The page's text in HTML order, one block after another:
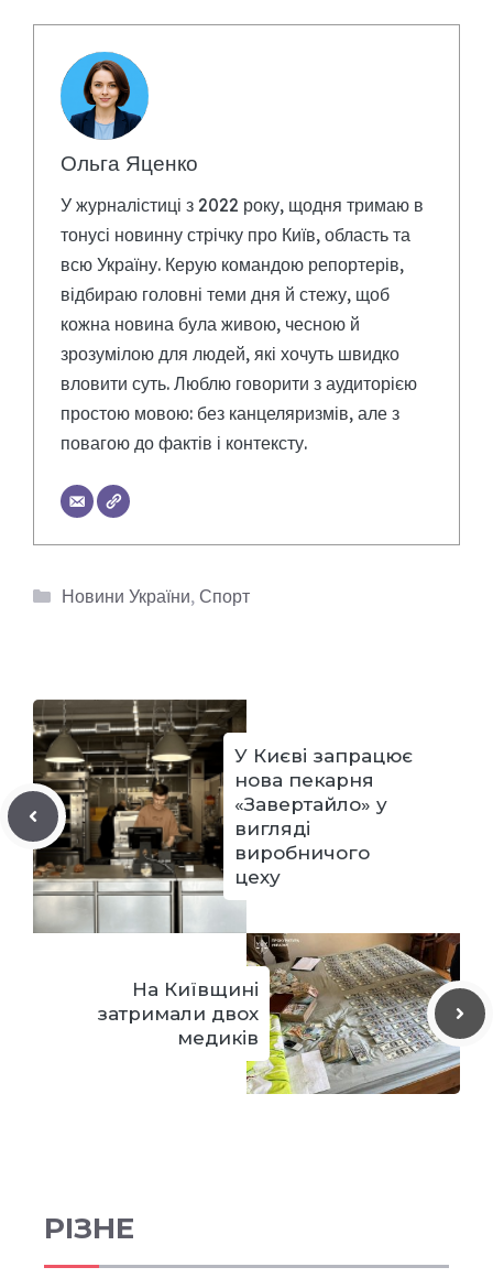
Ольга Яценко
У журналістиці з 2022 року, щодня тримаю в
тонусі новинну стрічку про Київ, область та
всю Україну. Керую командою репортерів,
відбираю головні теми дня й стежу, щоб
кожна новина була живою, чесною й
зрозумілою для людей, які хочуть швидко
вловити суть. Люблю говорити з аудиторією
простою мовою: без канцеляризмів, але з
повагою до фактів і контексту.
Категорії
Новини України, Спорт
У Києві запрацює
нова пекарня
«Завертайло» у
вигляді
виробничого
цеху
На Київщині
затримали двох
медиків
РІЗНЕ